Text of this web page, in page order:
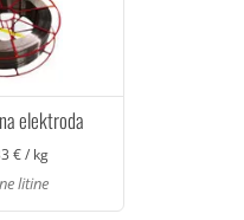
elektroda
€ / kg
litine